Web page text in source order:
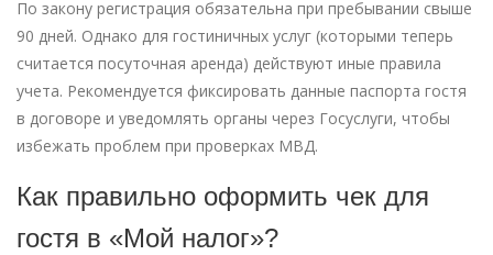
По закону регистрация обязательна при пребывании свыше
90 дней. Однако для гостиничных услуг (которыми теперь
считается посуточная аренда) действуют иные правила
учета. Рекомендуется фиксировать данные паспорта гостя
в договоре и уведомлять органы через Госуслуги, чтобы
избежать проблем при проверках МВД.
Как правильно оформить чек для
гостя в «Мой налог»?